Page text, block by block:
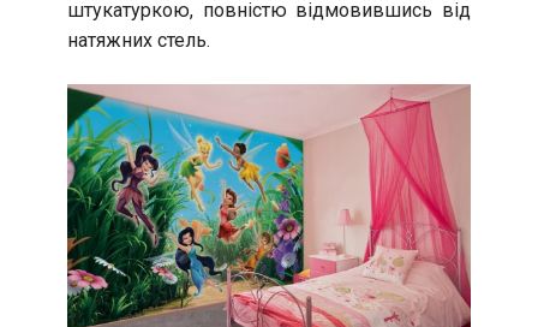
штукатуркою, повністю відмовившись від
натяжних стель.